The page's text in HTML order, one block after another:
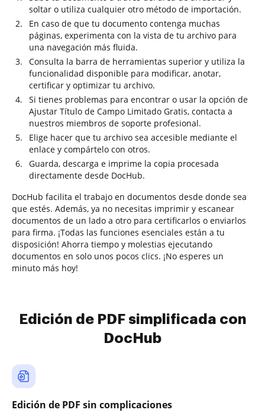
soltar o utiliza cualquier otro método de importación.
En caso de que tu documento contenga muchas
páginas, experimenta con la vista de tu archivo para
una navegación más fluida.
Consulta la barra de herramientas superior y utiliza la
funcionalidad disponible para modificar, anotar,
certificar y optimizar tu archivo.
Si tienes problemas para encontrar o usar la opción de
Ajustar Título de Campo Limitado Gratis, contacta a
nuestros miembros de soporte profesional.
Elige hacer que tu archivo sea accesible mediante el
enlace y compártelo con otros.
Guarda, descarga e imprime la copia procesada
directamente desde DocHub.
DocHub facilita el trabajo en documentos desde donde sea
que estés. Además, ya no necesitas imprimir y escanear
documentos de un lado a otro para certificarlos o enviarlos
para firma. ¡Todas las funciones esenciales están a tu
disposición! Ahorra tiempo y molestias ejecutando
documentos en solo unos pocos clics. ¡No esperes un
minuto más hoy!
Edición de PDF simplificada con
DocHub
Edición de PDF sin complicaciones